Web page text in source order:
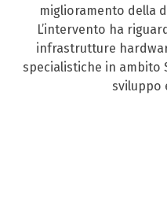
miglioramento della
L’intervento ha
infrastrutture
specialistiche in ambito
sviluppo